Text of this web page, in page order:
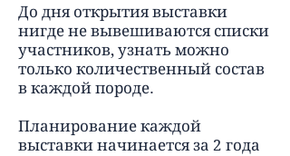
До дня открытия выставки
нигде не вывешиваются списки
участников, узнать можно
только количественный состав
в каждой породе.
Планирование каждой
выставки начинается за 2 года